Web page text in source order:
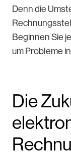
Denn die
Beginnen Sie
um Probleme
Die